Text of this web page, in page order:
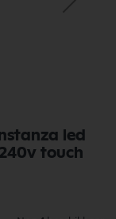
led
touch